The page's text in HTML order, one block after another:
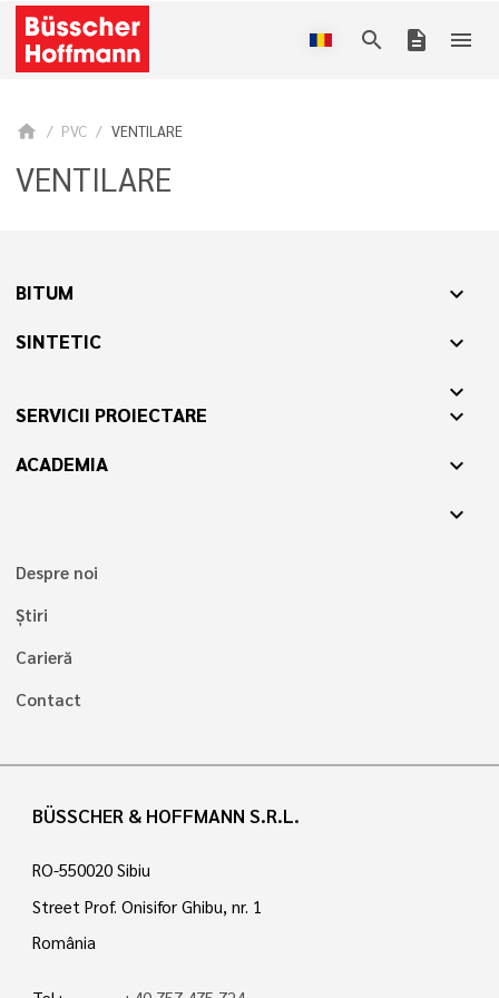
search description menu
home PVC VENTILARE
VENTILARE
BITUM expand_more
SINTETIC
expand_more
expand_more
SERVICII PROIECTARE expand_more
ACADEMIA
expand_more
expand_more
Despre noi
Știri
Carieră
Contact
BÜSSCHER & HOFFMANN S.R.L.
RO-550020 Sibiu
Street Prof. Onisifor Ghibu, nr. 1
România